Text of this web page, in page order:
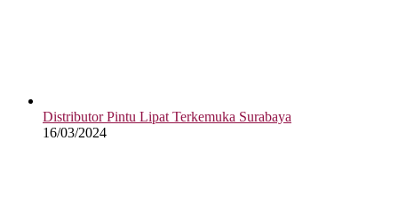
Distributor Pintu Lipat Terkemuka Surabaya
16/03/2024